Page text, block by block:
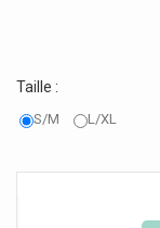
Taille :
S/M L/XL